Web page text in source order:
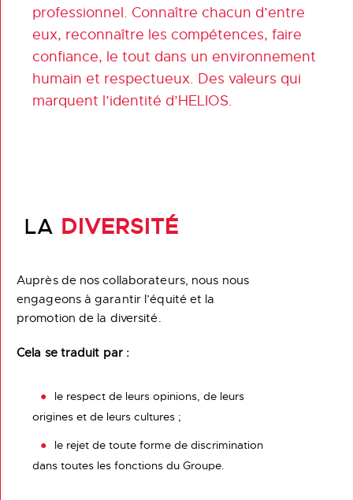
professionnel. Connaître chacun d’entre
eux, reconnaître les compétences, faire
confiance, le tout dans un environnement
humain et respectueux. Des valeurs qui
marquent l’identité d’HELIOS.
LA DIVERSITÉ
Auprès de nos collaborateurs, nous nous
engageons à garantir l’équité et la
promotion de la diversité.
Cela se traduit par :
le respect de leurs opinions, de leurs
origines et de leurs cultures ;
le rejet de toute forme de discrimination
dans toutes les fonctions du Groupe.